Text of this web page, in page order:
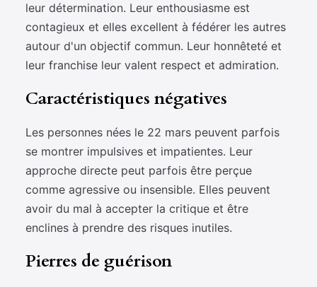
leur détermination. Leur enthousiasme est
contagieux et elles excellent à fédérer les autres
autour d'un objectif commun. Leur honnêteté et
leur franchise leur valent respect et admiration.
Caractéristiques négatives
Les personnes nées le 22 mars peuvent parfois
se montrer impulsives et impatientes. Leur
approche directe peut parfois être perçue
comme agressive ou insensible. Elles peuvent
avoir du mal à accepter la critique et être
enclines à prendre des risques inutiles.
Pierres de guérison